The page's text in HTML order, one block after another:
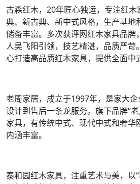
古森红木，20年匠心独运，专注红
典、新古典、新中式风格，生产基地
储备丰富。多次获评网红木家具品牌
人吴飞阳引领，技艺精湛，品质严苛
心打造高品质红木家具，提供全面中
老周家居，成立于1997年，是家大
设计到售后一条龙服务。旗下品牌“
家具，有传统中式、现代中式和奢华
内涵丰富。
泰和园红木家具，注重艺术与美，以